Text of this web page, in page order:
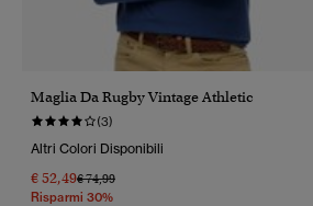
Maglia Da Rugby Vintage Athletic
(3)
Altri Colori Disponibili
€ 52,49Prezzo Ridotto Da
€ 74,99A
Risparmi 30%